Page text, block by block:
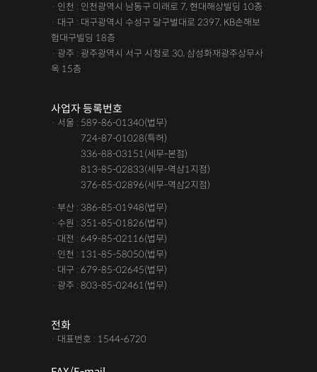
· 인천 : 인천광역시 남동구 미래로 7, 현대해상빌딩 10층
· 대구 : 대구광역시 수성구 달구벌대로 2397, KB손해보
험대구빌딩 18층
· 광주 : 광주광역시 서구 시청로 30, 삼성화재광주상무사
옥 15층
사업자 등록번호
· 서울 : 589-86-01340(법무)
724-87-01028(특허)
336-88-03151(세무-본점)
813-85-02833(세무-역삼1지점)
376-85-02896(세무-역삼2지점)
· 부산 : 386-85-01948(법무)
· 수원 : 351-85-01826(법무)
· 대전 : 649-85-02116(법무)
· 인천 : 131-85-58050(법무)
· 대구 : 679-85-02645(법무)
· 광주 : 803-85-02461(법무)
전화
· 대표번호 : 1544-6720